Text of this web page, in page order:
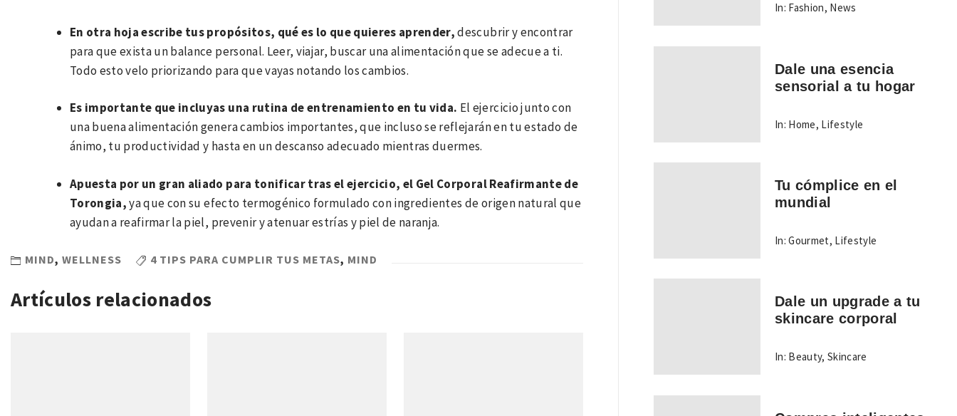
En otra hoja escribe tus propósitos, qué es lo que quieres aprender,descubrir y encontrar
para que exista un balance personal. Leer, viajar, buscar una alimentación que se adecue a ti.
Todo esto velo priorizando para que vayas notando los cambios.
Es importante que incluyas una rutina de entrenamiento en tu vida. El ejercicio junto con
una buena alimentación genera cambios importantes, que incluso se reflejarán en tu estado de
ánimo, tu productividad y hasta en un descanso adecuado mientras duermes.
Apuesta por un gran aliado para tonificar tras el ejercicio, el Gel Corporal Reafirmante de
Torongia,ya que con su efecto termogénico formulado con ingredientes de origen natural que
ayudan a reafirmar la piel, prevenir y atenuar estrías y piel de naranja.
MIND, WELLNESS 4 TIPS PARA CUMPLIR TUS METAS, MIND
Artículos relacionados
In: Fashion, News
Dale una esencia
sensorial a tu hogar
In: Home, Lifestyle
Tu cómplice en el
mundial
In: Gourmet, Lifestyle
Dale un upgrade a tu
skincare corporal
In: Beauty,Skincare